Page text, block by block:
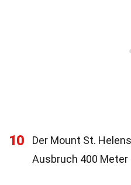
10
Der Mount St.
Ausbruch 400 Meter